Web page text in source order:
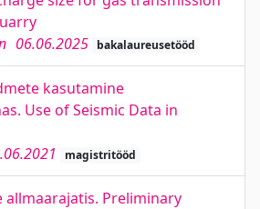
06.06.2025 bakalaureusetööd
kasutamine
Use of Seismic Data in
magistritööd
allmaarajatis. Preliminary